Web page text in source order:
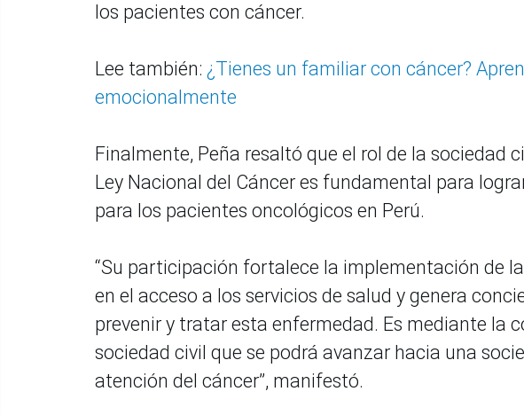
los pacientes con cáncer.
Lee también: ¿Tienes un familiar con cáncer?
emocionalmente
Finalmente, Peña resaltó que el rol de la sociedad
Ley Nacional del Cáncer es fundamental para
para los pacientes oncológicos en Perú.
“Su participación fortalece la implementación de
en el acceso a los servicios de salud y genera
prevenir y tratar esta enfermedad. Es mediante la
sociedad civil que se podrá avanzar hacia una
atención del cáncer”, manifestó.